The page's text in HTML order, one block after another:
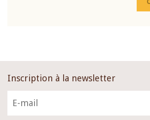
Inscription à la newsletter